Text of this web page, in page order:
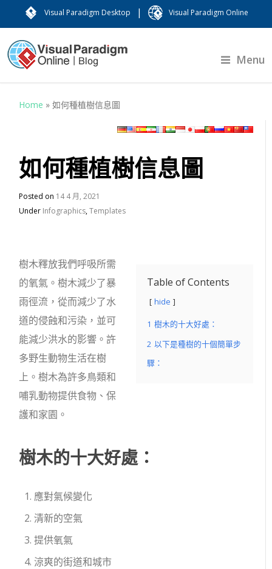
Visual Paradigm Desktop | Visual Paradigm Online
Menu
Home »如何種植樹信息圖
如何種植樹信息圖
Posted on 14 4 月, 2021
Under Infographics,Templates
Table of Contents
hide
1 樹木的十大好處：
2 以下是種樹的十個簡單步
驟：
樹木釋放我們呼吸所需
的氧氣。樹木減少了暴
雨徑流，從而減少了水
道的侵蝕和污染，並可
能減少洪水的影響。許
多野生動物生活在樹
上。樹木為許多鳥類和
哺乳動物提供食物、保
護和家園。
樹木的十大好處：
應對氣候變化
清新的空氣
提供氧氣
涼爽的街道和城市